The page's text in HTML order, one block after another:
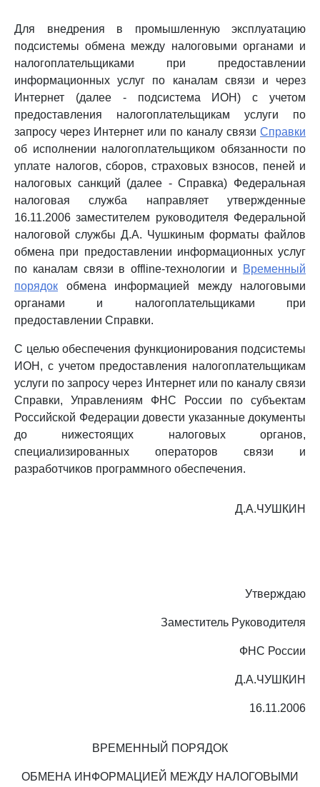
Для внедрения в промышленную эксплуатацию
подсистемы обмена между налоговыми органами и
налогоплательщиками при предоставлении
информационных услуг по каналам связи и через
Интернет (далее - подсистема ИОН) с учетом
предоставления налогоплательщикам услуги по
запросу через Интернет или по каналу связи Справки
об исполнении налогоплательщиком обязанности по
уплате налогов, сборов, страховых взносов, пеней и
налоговых санкций (далее - Справка) Федеральная
налоговая служба направляет утвержденные
16.11.2006 заместителем руководителя Федеральной
налоговой службы Д.А. Чушкиным форматы файлов
обмена при предоставлении информационных услуг
по каналам связи в offline-технологии и
Временный
порядок обмена информацией между налоговыми
органами и налогоплательщиками при
предоставлении Справки.
С целью обеспечения функционирования подсистемы
ИОН, с учетом предоставления налогоплательщикам
услуги по запросу через Интернет или по каналу связи
Справки, Управлениям ФНС России по субъектам
Российской Федерации довести указанные документы
до нижестоящих налоговых органов,
специализированных операторов связи и
разработчиков программного обеспечения.
Д.А.ЧУШКИН
Утверждаю
Заместитель Руководителя
ФНС России
Д.А.ЧУШКИН
16.11.2006
ВРЕМЕННЫЙ ПОРЯДОК
ОБМЕНА ИНФОРМАЦИЕЙ МЕЖДУ НАЛОГОВЫМИ